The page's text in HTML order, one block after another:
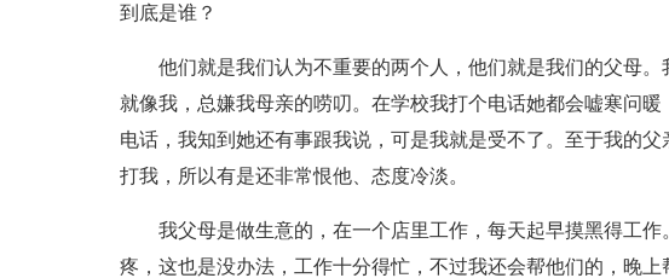
到底是谁？
他们就是我们认为不重要的两个人，他们就是我们的父母。
就像我，总嫌我母亲的唠叨。在学校我打个电话她都会嘘寒问
电话，我知到她还有事跟我说，可是我就是受不了。至于我的
打我，所以有是还非常恨他、态度冷淡。
我父母是做生意的，在一个店里工作，每天起早摸黑得工
疼，这也是没办法，工作十分得忙，不过我还会帮他们的，晚上